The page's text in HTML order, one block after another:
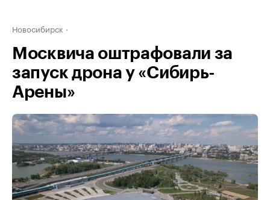
Новосибирск
Москвича оштрафовали за
запуск дрона у «Сибирь-
Арены»